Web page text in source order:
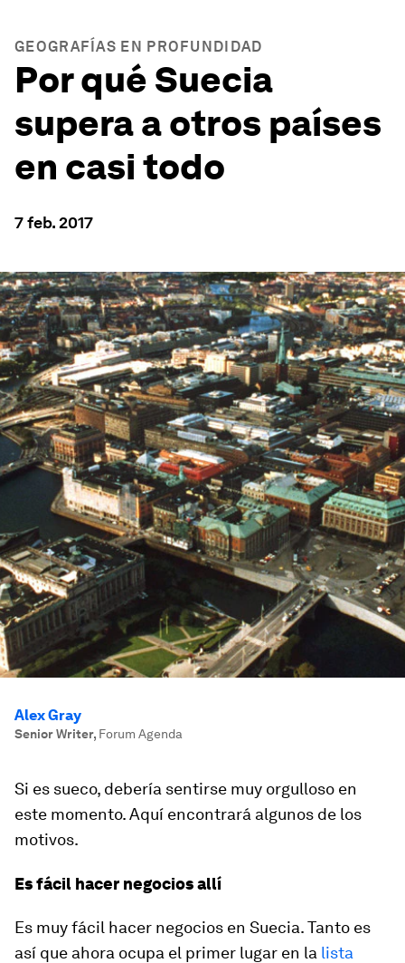
GEOGRAFÍAS EN PROFUNDIDAD
Por qué Suecia
supera a otros países
en casi todo
7 feb. 2017
Alex Gray
Senior Writer, Forum Agenda
Si es sueco, debería sentirse muy orgulloso en
este momento. Aquí encontrará algunos de los
motivos.
Es fácil hacer negocios allí
Es muy fácil hacer negocios en Suecia. Tanto es
así que ahora ocupa el primer lugar en la lista